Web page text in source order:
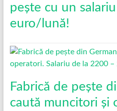
pește cu un
euro/lună!
Fabrică de pește
caută muncitori și